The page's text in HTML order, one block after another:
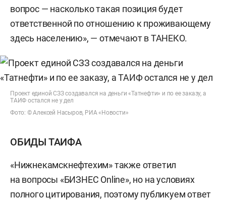
вопрос — насколько такая позиция будет
ответственной по отношению к проживающему
здесь населению», — отмечают в ТАНЕКО.
Проект единой СЗЗ создавался на деньги «Татнефти» и по ее заказу, а
ТАИФ остался не у дел
Фото: © Алексей Насыров, РИА «Новости»
ОБИДЫ ТАИФА
«Нижнекамскнефтехим» также ответил
на вопросы «БИЗНЕС Online», но на условиях
полного цитирования, поэтому публикуем ответ